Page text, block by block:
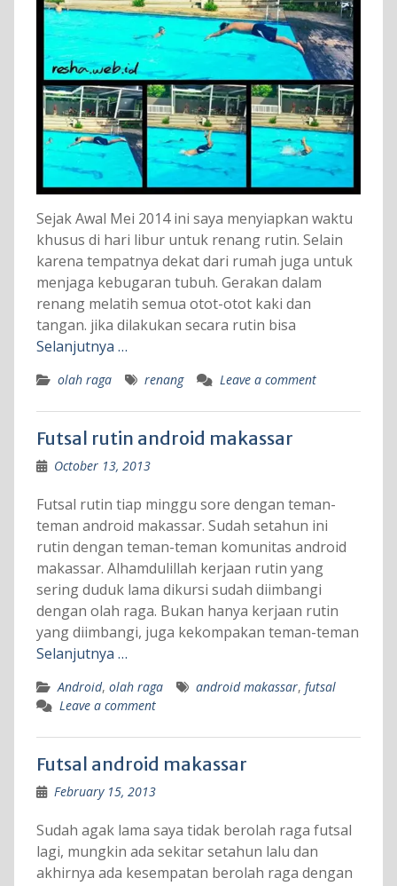
Sejak Awal Mei 2014 ini saya menyiapkan waktu
khusus di hari libur untuk renang rutin. Selain
karena tempatnya dekat dari rumah juga untuk
menjaga kebugaran tubuh. Gerakan dalam
renang melatih semua otot-otot kaki dan
tangan. jika dilakukan secara rutin bisa
Selanjutnya …
olah raga renang Leave a comment
Futsal rutin android makassar
October 13, 2013
Futsal rutin tiap minggu sore dengan teman-
teman android makassar. Sudah setahun ini
rutin dengan teman-teman komunitas android
makassar. Alhamdulillah kerjaan rutin yang
sering duduk lama dikursi sudah diimbangi
dengan olah raga. Bukan hanya kerjaan rutin
yang diimbangi, juga kekompakan teman-teman
Selanjutnya …
Android, olah raga android makassar, futsal
Leave a comment
Futsal android makassar
February 15, 2013
Sudah agak lama saya tidak berolah raga futsal
lagi, mungkin ada sekitar setahun lalu dan
akhirnya ada kesempatan berolah raga dengan